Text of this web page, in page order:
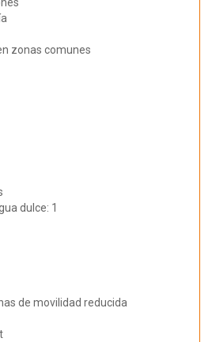
zonas comunes
dulce: 1
de movilidad reducida